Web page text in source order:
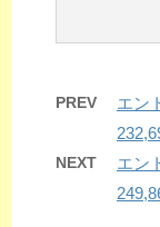
PREV
エン
NEXT
エン